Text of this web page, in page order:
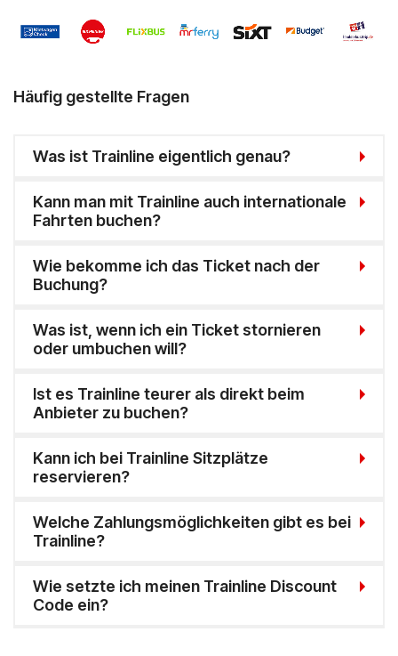
Hello Fresh
BALDUR
MediaMarkt
oeticket
Ulla Popken
Peek & Cloppenburg
Lounge by Zalando
xxxLutz
BADER
Häufig gestellte Fragen
Was ist Trainline eigentlich genau?
Kann man mit Trainline auch internationale
Fahrten buchen?
Wie bekomme ich das Ticket nach der
Buchung?
Was ist, wenn ich ein Ticket stornieren
oder umbuchen will?
Ist es Trainline teurer als direkt beim
Anbieter zu buchen?
Kann ich bei Trainline Sitzplätze
reservieren?
Welche Zahlungsmöglichkeiten gibt es bei
Trainline?
Wie setzte ich meinen Trainline Discount
Code ein?